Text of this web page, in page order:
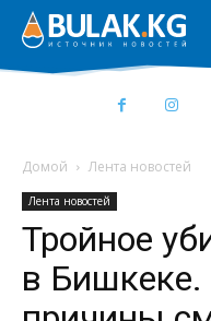
Домой Лента новостей
Лента новостей
Тройное
в